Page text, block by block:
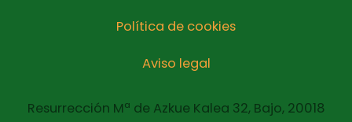
Política de cookies
Aviso legal
Resurrección Mª de Azkue Kalea 32, Bajo, 20018